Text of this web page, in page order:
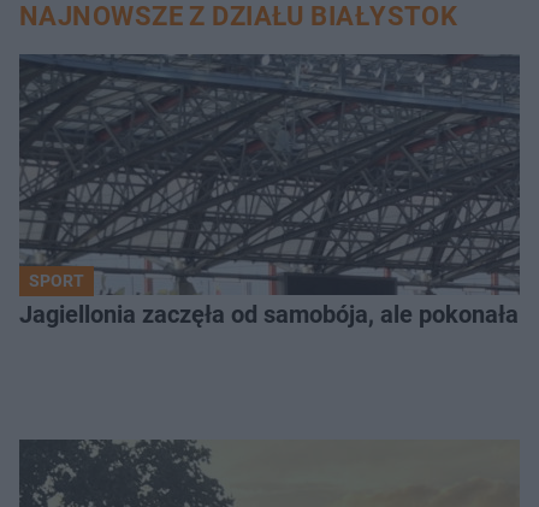
NAJNOWSZE Z DZIAŁU BIAŁYSTOK
SPORT
Jagiellonia zaczęła od samobója, ale pokonała